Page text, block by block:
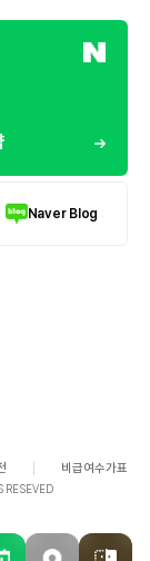
Naver Blog
비급여수가표
RESEVED